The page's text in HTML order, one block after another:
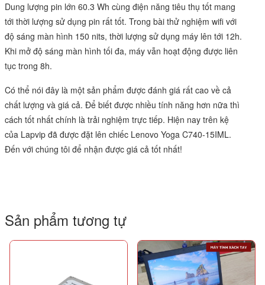
Dung lượng pin lớn 60.3 Wh cùng điện năng tiêu thụ tốt mang
tới thời lượng sử dụng pin rất tốt. Trong bài thử nghiệm wifi với
độ sáng màn hình 150 nits, thời lượng sử dụng máy lên tới 12h.
Khi mở độ sáng màn hình tối đa, máy vẫn hoạt động được liên
tục trong 8h.
Có thể nói đây là một sản phẩm được đánh giá rất cao về cả
chất lượng và giá cả. Để biết được nhiều tính năng hơn nữa thì
cách tốt nhất chính là trải nghiệm trực tiếp. Hiện nay trên kệ
của Lapvip đã được đặt lên chiếc Lenovo Yoga C740-15IML.
Đến với chúng tôi để nhận được giá cả tốt nhất!
Sản phẩm tương tự